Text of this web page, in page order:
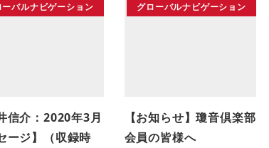
ーバルナビゲーション
信介：2020年3月
ージ】（収録時
グローバルナビゲーション
【お知らせ】瓊音倶楽部
会員の皆様へ